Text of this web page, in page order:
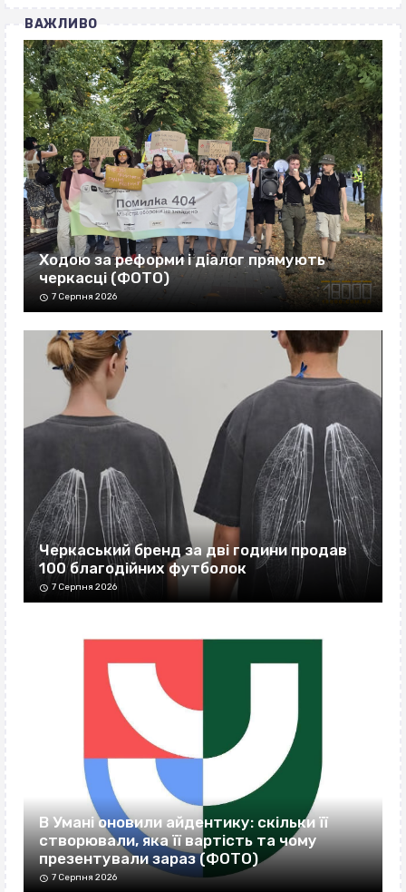
ВАЖЛИВО
Ходою за реформи і діалог прямують
черкасці (ФОТО)
7 Серпня 2026
Черкаський бренд за дві години продав
100 благодійних футболок
7 Серпня 2026
В Умані оновили айдентику: скільки її
створювали, яка її вартість та чому
презентували зараз (ФОТО)
7 Серпня 2026